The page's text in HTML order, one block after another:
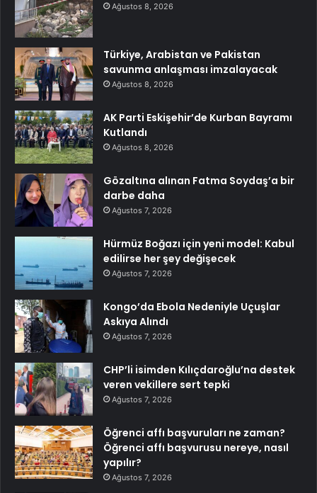
Ağustos 8, 2026
Türkiye, Arabistan ve Pakistan
savunma anlaşması imzalayacak
Ağustos 8, 2026
AK Parti Eskişehir’de Kurban Bayramı
Kutlandı
Ağustos 8, 2026
Gözaltına alınan Fatma Soydaş’a bir
darbe daha
Ağustos 7, 2026
Hürmüz Boğazı için yeni model: Kabul
edilirse her şey değişecek
Ağustos 7, 2026
Kongo’da Ebola Nedeniyle Uçuşlar
Askıya Alındı
Ağustos 7, 2026
CHP’li isimden Kılıçdaroğlu’na destek
veren vekillere sert tepki
Ağustos 7, 2026
Öğrenci affı başvuruları ne zaman?
Öğrenci affı başvurusu nereye, nasıl
yapılır?
Ağustos 7, 2026